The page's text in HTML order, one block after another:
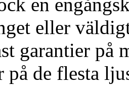
en
eller
garantier på
på de flesta